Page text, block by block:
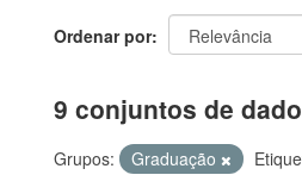
Ordenar por
9 conjuntos de
Grupos: Graduação